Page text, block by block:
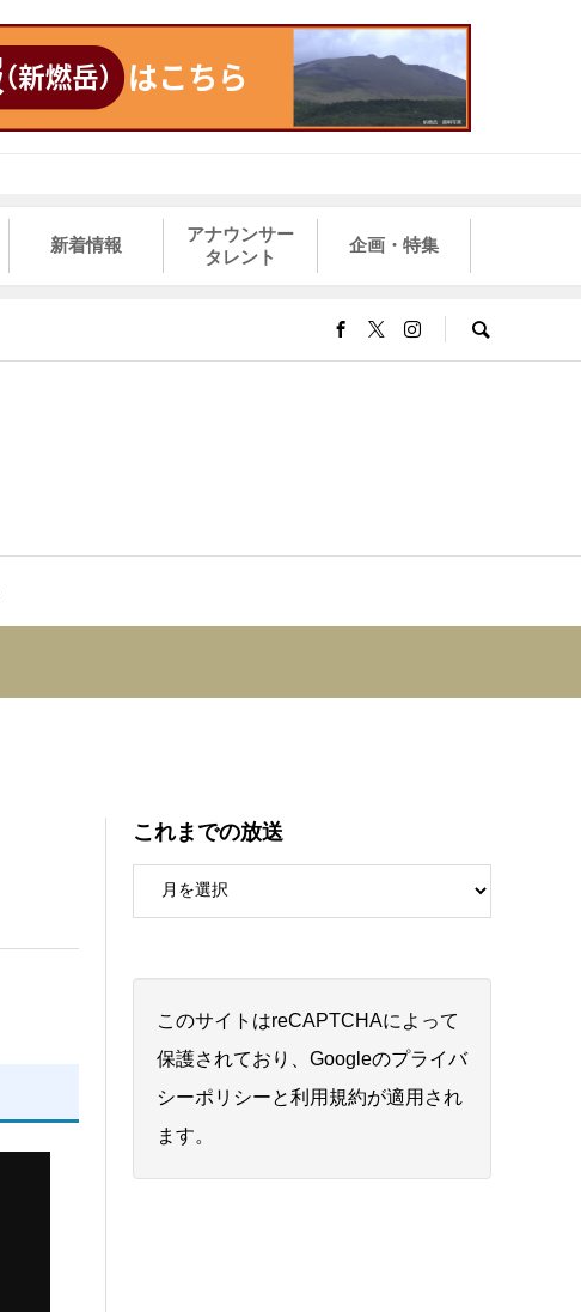
新着情報
アナウンサー
タレント
企画・特集
これまでの放送
このサイトはreCAPTCHAによって
保護されており、Googleのプライバ
シーポリシーと利用規約が適用され
ます。